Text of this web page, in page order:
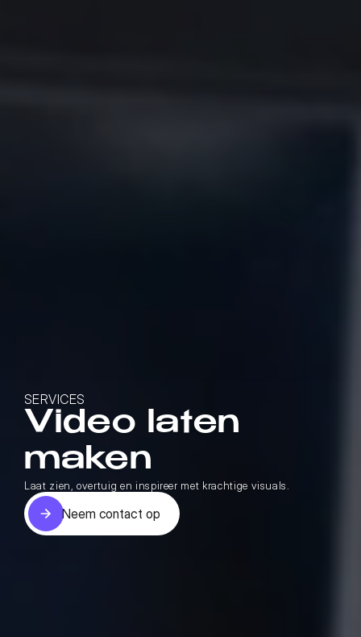
SERVICES
Video laten
maken
Laat zien, overtuig en inspireer met krachtige visuals.
Neem contact op